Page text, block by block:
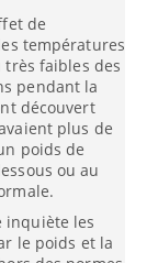
de
températures
très faibles des
pendant la
découvert
plus de
poids de
ou au
inquiète les
le poids et la